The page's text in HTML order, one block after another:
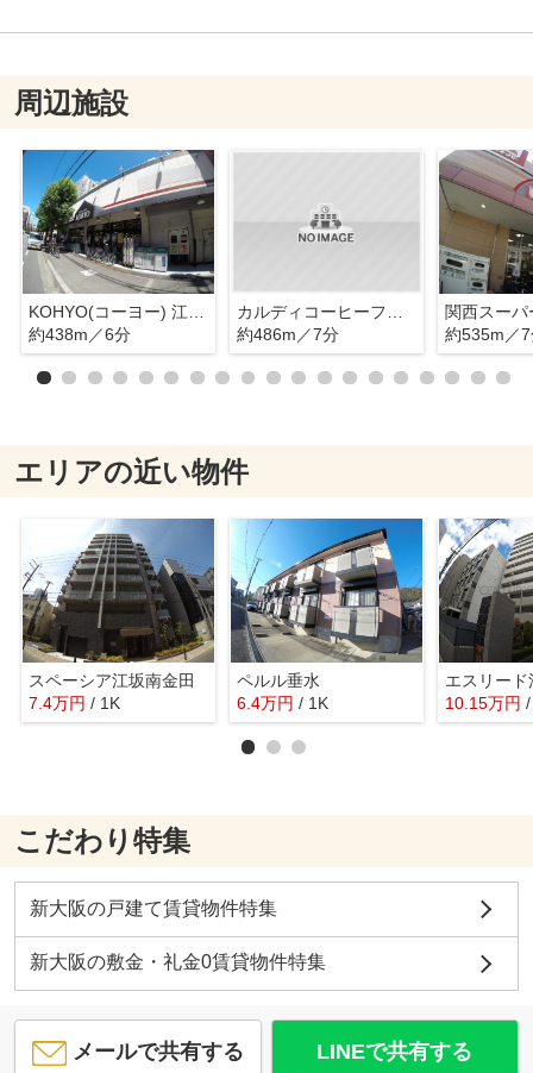
周辺施設
約438m／6分
約486m／7分
関西スー
約535m／
エリアの近い物件
スペーシア江坂南金田
7.4万円 / 1K
ペルル垂水
6.4万円 / 1K
エスリード
10.15万円
こだわり特集
新大阪の戸建て賃貸物件特集
新大阪の敷金・礼金0賃貸物件特集
メールで共有する LINEで共有する